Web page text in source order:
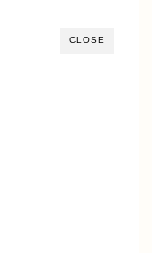
CLOSE